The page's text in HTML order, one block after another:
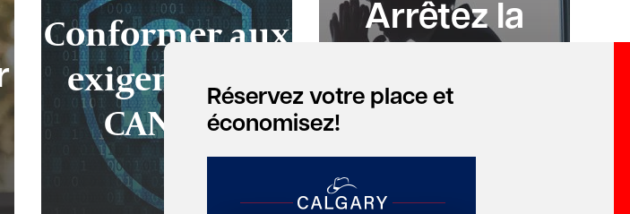
Réservez votre place et
économisez!
Conformer aux
exigences de
CANAFE
Arrêtez la
Détection et prévention de la